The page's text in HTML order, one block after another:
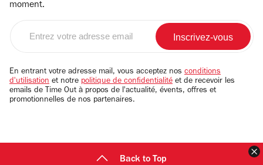
moment.
email
En entrant votre adresse mail, vous acceptez nos conditions
d'utilisation et notre politique de confidentialité et de recevoir les
emails de Time Out à propos de l'actualité, évents, offres et
promotionnelles de nos partenaires.
Back to Top